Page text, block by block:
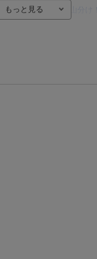
で100万ポイント山分け！